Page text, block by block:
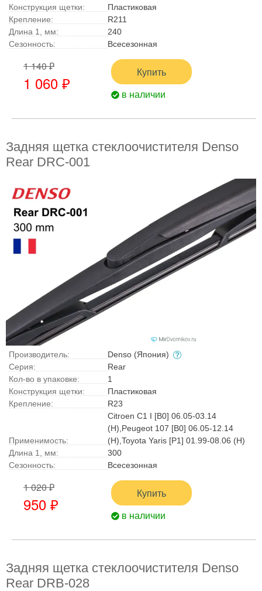
Конструкция щетки:
Пластиковая
Крепление:
R211
Длина 1, мм:
240
Сезонность:
Всесезонная
1 140 ₽
1 060 ₽
Купить
в наличии
Задняя щетка стеклоочистителя Denso
Rear DRC-001
Производитель:
Denso (Япония)
Серия:
Rear
Кол-во в упаковке:
1
Конструкция щетки:
Пластиковая
Крепление:
R23
Применимость:
Citroen C1 I [B0] 06.05-03.14
(H),Peugeot 107 [B0] 06.05-12.14
(H),Toyota Yaris [P1] 01.99-08.06 (H)
Длина 1, мм:
300
Сезонность:
Всесезонная
1 020 ₽
950 ₽
Купить
в наличии
Задняя щетка стеклоочистителя Denso
Rear DRB-028